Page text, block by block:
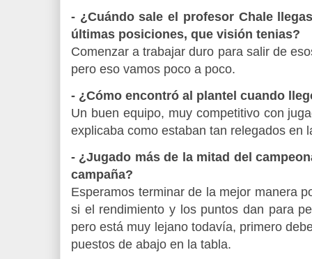
- ¿Cuándo sale el profesor Chale
últimas posiciones, que visión tenias?
Comenzar a trabajar duro para salir de
pero eso vamos poco a poco.
- ¿Cómo encontró al plantel cuando
Un buen equipo, muy competitivo con
explicaba como estaban tan relegados en
- ¿Jugado más de la mitad del
campaña?
Esperamos terminar de la mejor manera
si el rendimiento y los puntos dan para
pero está muy lejano todavía, primero
puestos de abajo en la tabla.